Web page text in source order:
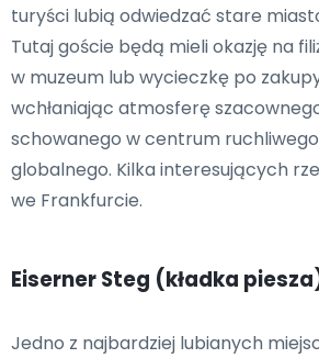
turyści lubią odwiedzać stare
Tutaj goście będą mieli okazję na
w muzeum lub wycieczkę po
wchłaniając atmosferę
schowanego w centrum
globalnego. Kilka interesujących
we Frankfurcie.
Eiserner Steg (kładka
Jedno z najbardziej lubianych